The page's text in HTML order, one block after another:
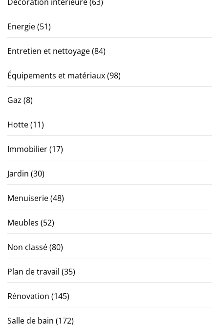
Energie(51)
Entretien et nettoyage(84)
Équipements et matériaux(98)
Gaz (8)
Hotte(11)
Immobilier(17)
Jardin (30)
Menuiserie(48)
Meubles (52)
Non classé(80)
Plan de travail (35)
Rénovation (145)
Salle de bain (172)